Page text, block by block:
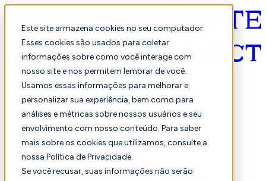
Este site armazena cookies no seu computador.
Esses cookies são usados para coletar
informações sobre como você interage com
nosso site e nos permitem lembrar de você.
Usamos essas informações para melhorar e
personalizar sua experiência, bem como para
análises e métricas sobre nossos usuários e seu
envolvimento com nosso conteúdo. Para saber
mais sobre os cookies que utilizamos, consulte a
nossa Política de Privacidade.
Se você recusar, suas informações não serão
Português
Selecionado Comparação